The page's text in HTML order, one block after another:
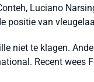
Luciano
positie van
niet te klagen.
Recent wees